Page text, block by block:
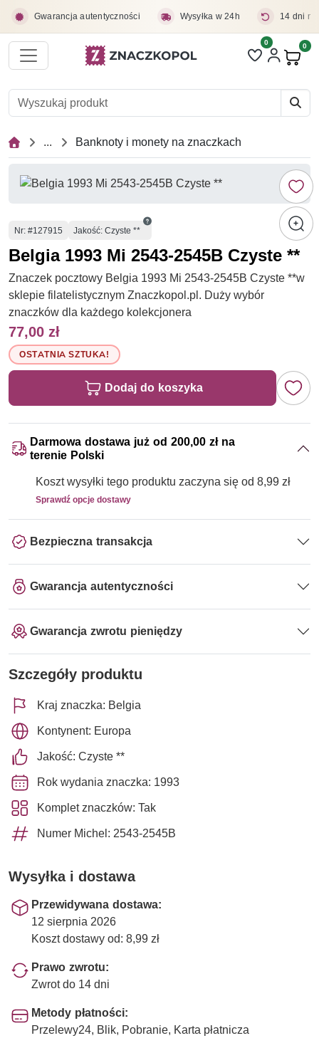
Gwarancja autentyczności Wysyłka w 24h 14 dni
Liczba pozycji
0 0
... Banknoty i monety na znaczkach
Numer
Nr: #127915 Jakość: Czyste **
Belgia 1993 Mi 2543-2545B Czyste **
Znaczek pocztowy Belgia 1993 Mi 2543-2545B Czyste **w
sklepie filatelistycznym Znaczkopol.pl. Duży wybór
znaczków dla każdego kolekcjonera
77,00 zł
OSTATNIA SZTUKA!
Dodaj do koszyka
Darmowa dostawa już od 200,00 zł na
terenie Polski
Koszt wysyłki tego produktu zaczyna się od 8,99 zł
Sprawdź opcje dostawy
Bezpieczna transakcja
Gwarancja autentyczności
Gwarancja zwrotu pieniędzy
Szczegóły produktu
Kraj znaczka: Belgia
Kontynent: Europa
Jakość: Czyste **
Rok wydania znaczka: 1993
Komplet znaczków: Tak
Numer Michel: 2543-2545B
Wysyłka i dostawa
Przewidywana dostawa:
12 sierpnia 2026
Koszt dostawy od: 8,99 zł
Prawo zwrotu:
Zwrot do 14 dni
Metody płatności:
Przelewy24, Blik, Pobranie, Karta płatnicza